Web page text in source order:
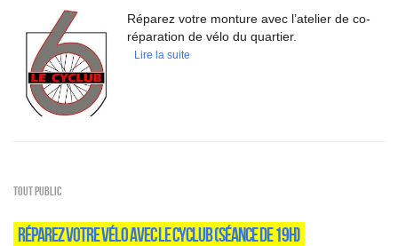
Réparez votre monture avec l’atelier de co-
réparation de vélo du quartier.
Lire la suite
Tout public
RÉPAREZ VOTRE VÉLO AVEC LE CYCLUB (SÉANCE DE 19H)